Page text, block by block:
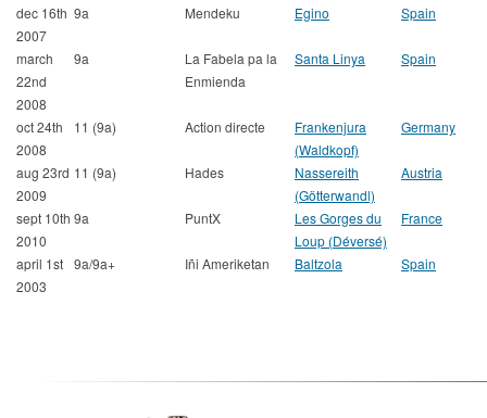
dec 16th
2007
9a Mendeku Egino Spain
march
22nd
2008
9a
La Fabela pa la
Enmienda
Santa Linya Spain
oct 24th
2008
11 (9a) Action directe
Frankenjura
(Waldkopf)
Germany
aug 23rd
2009
11 (9a) Hades
Nassereith
(Götterwandl)
Austria
sept 10th
2010
9a PuntX
Les Gorges du
Loup (Déversé)
France
april 1st
2003
9a/9a+ Iñi Ameriketan Baltzola Spain